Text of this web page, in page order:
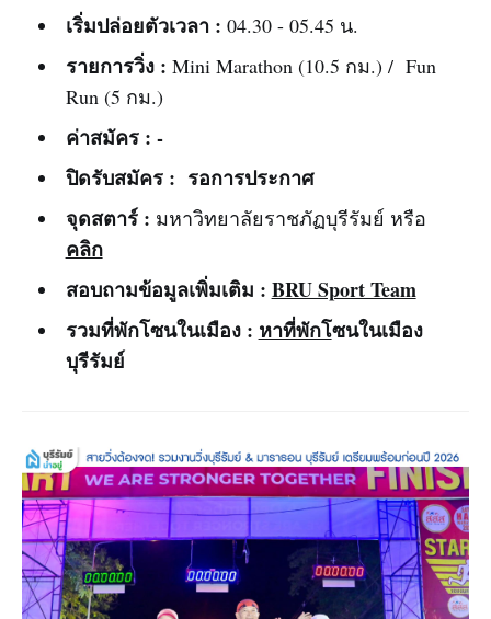
เริ่มปล่อยตัวเวลา : 04.30 - 05.45 น.
รายการวิ่ง : Mini Marathon (10.5 กม.) / Fun
Run (5 กม.)
ค่าสมัคร : -
ปิดรับสมัคร : รอการประกาศ
จุดสตาร์ : มหาวิทยาลัยราชภัฏบุรีรัมย์ หรือ
คลิก
สอบถามข้อมูลเพิ่มเติม : BRU Sport Team
รวมที่พักโซนในเมือง : หาที่พักโซนในเมือง
บุรีรัมย์